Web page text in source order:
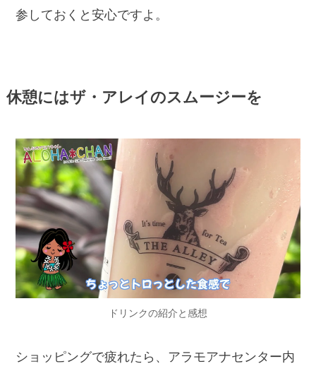
参しておくと安心ですよ。
休憩にはザ・アレイのスムージーを
ドリンクの紹介と感想
ショッピングで疲れたら、アラモアナセンター内